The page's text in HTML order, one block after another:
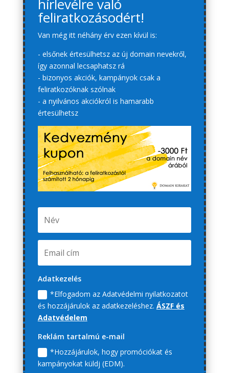
hírlevélre való
feliratkozásodért!
Van még itt néhány érv ezen kívül is:
- elsőnek értesülhetsz az új domain nevekről,
így azonnal lecsaphatsz rá
- bizonyos akciók, kampányok csak a
feliratkozóknak szólnak
- a nyilvános akciókról is hamarabb
értesülhetsz
Adatkezelés
*Elfogadom az Adatvédelmi nyilatkozatot
és hozzájárulok az adatkezeléshez. ÁSZF és
Adatvédelem
Reklám tartalmú e-mail
*Hozzájárulok, hogy promóciókat és
kampányokat küldj (EDM).